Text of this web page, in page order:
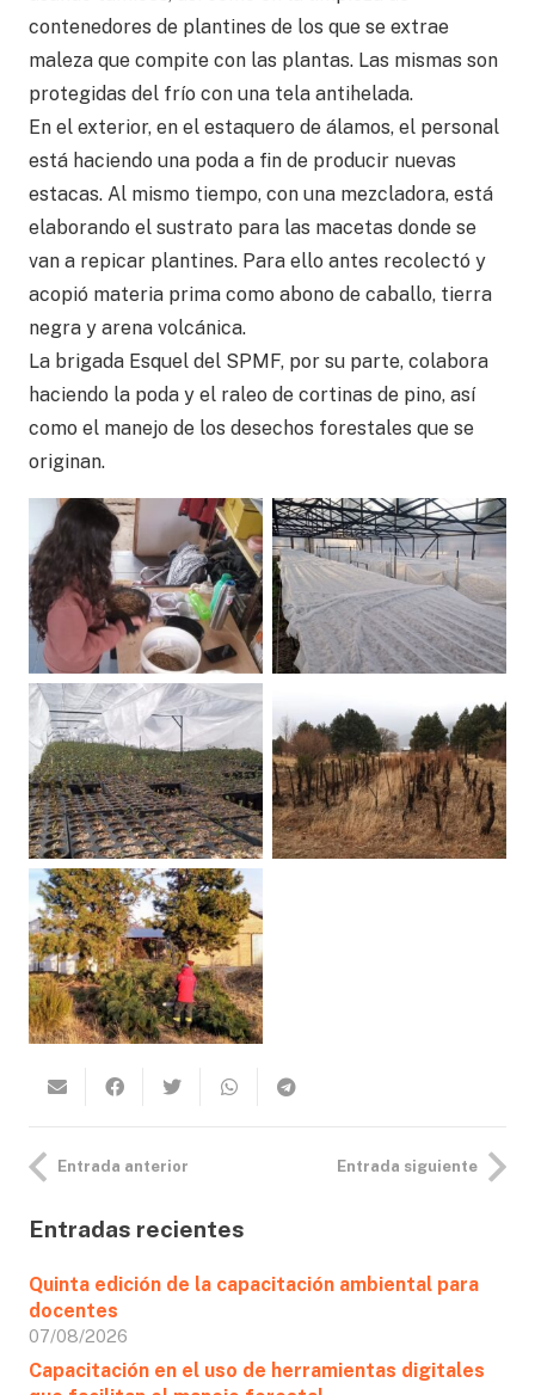
contenedores de plantines de los que se extrae
maleza que compite con las plantas. Las mismas son
protegidas del frío con una tela antihelada.
En el exterior, en el estaquero de álamos, el personal
está haciendo una poda a fin de producir nuevas
estacas. Al mismo tiempo, con una mezcladora, está
elaborando el sustrato para las macetas donde se
van a repicar plantines. Para ello antes recolectó y
acopió materia prima como abono de caballo, tierra
negra y arena volcánica.
La brigada Esquel del SPMF, por su parte, colabora
haciendo la poda y el raleo de cortinas de pino, así
como el manejo de los desechos forestales que se
originan.
Entrada anterior Entrada siguiente
Entradas recientes
Quinta edición de la capacitación ambiental para
docentes
07/08/2026
Capacitación en el uso de herramientas digitales